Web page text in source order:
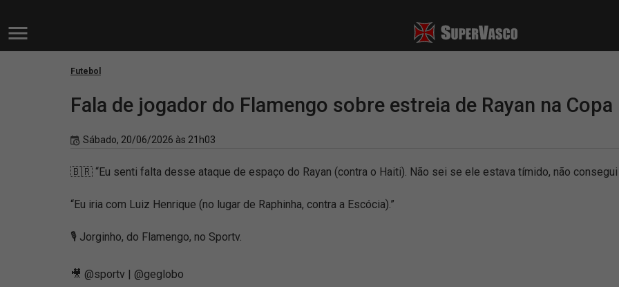
Futebol
Fala de jogador do Flamengo sobre estreia de Rayan na
Sábado, 20/06/2026 às 21h03
🇧🇷 “Eu senti falta desse ataque de espaço do Rayan (contra o Haiti). Não sei se ele estava tímido, não consegui
“Eu iria com Luiz Henrique (no lugar de Raphinha, contra a Escócia).”
🎙️ Jorginho, do Flamengo, no Sportv.
🎥 @sportv | @geglobo